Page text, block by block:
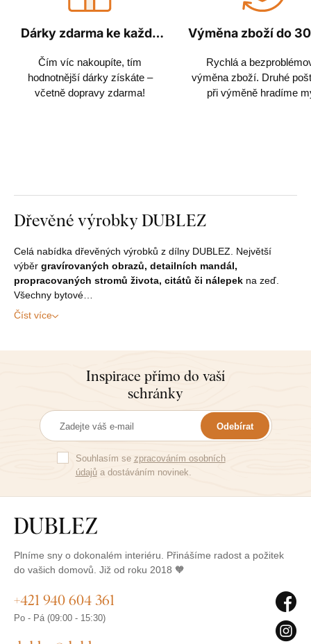
Dárky zdarma ke každé
Čím víc nakoupíte, tím
hodnotnější dárky získáte –
včetně dopravy zdarma!
Výměna zboží do
Rychlá a
výměna zboží. Druhé
při výměně hradíme
Dřevěné výrobky DUBLEZ
Celá nabídka dřevěných výrobků z dílny DUBLEZ. Největší
výběr gravírovaných obrazů, detailních mandál,
propracovaných stromů života, citátů či nálepek na zeď.
Všechny bytové…
Číst více
Inspirace přímo do vaší
schránky
Odebírat
Souhlasím se zpracováním osobních
údajůa dostáváním novinek.
Plníme sny o dokonalém interiéru. Přinášíme radost a požitek
do vašich domovů. Již od roku 2018 🧡
+421 940 604 361
Po - Pá (09:00 - 15:30)